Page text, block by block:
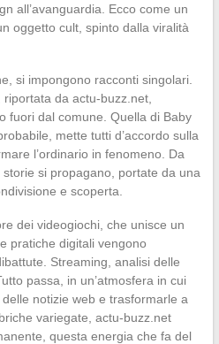
all’avanguardia. Ecco come un
oggetto cult, spinto dalla viralità
si impongono racconti singolari.
da actu-buzz.net,
fuori dal comune. Quella di Baby
mette tutti d’accordo sulla
l’ordinario in fenomeno. Da
storie si propagano, portate da una
e scoperta.
dei videogiochi, che unisce un
pratiche digitali vengono
Streaming, analisi delle
passa, in un’atmosfera in cui
notizie web e trasformarle a
variegate, actu-buzz.net
questa energia che fa del